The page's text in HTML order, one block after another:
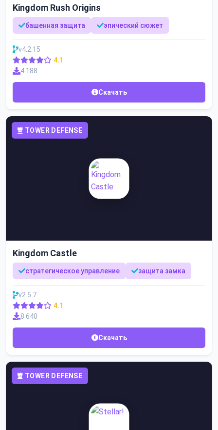
Kingdom Rush Origins
башенная защита эпический сюжет
v4.2.15
4.1
4 188
Скачать
TOWER DEFENSE
Kingdom Castle
стратегическое управление защита замка
v2.5.7
4.1
8 640
Скачать
TOWER DEFENSE